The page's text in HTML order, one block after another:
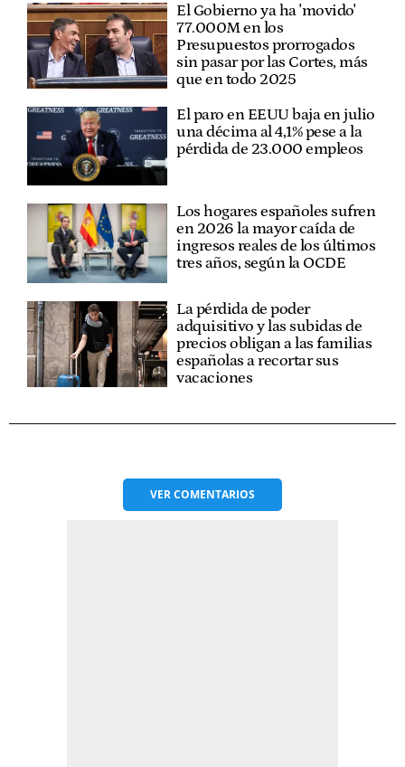
El Gobierno ya ha 'movido'
77.000M en los
Presupuestos prorrogados
sin pasar por las Cortes, más
que en todo 2025
El paro en EEUU baja en julio
una décima al 4,1% pese a la
pérdida de 23.000 empleos
Los hogares españoles sufren
en 2026 la mayor caída de
ingresos reales de los últimos
tres años, según la OCDE
La pérdida de poder
adquisitivo y las subidas de
precios obligan a las familias
españolas a recortar sus
vacaciones
VERCOMENTARIOS